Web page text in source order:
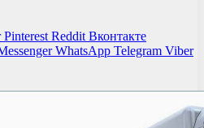
Pinterest Reddit Вконтакте
WhatsApp Telegram Viber